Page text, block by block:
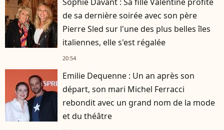
de sa dernière soirée avec son père
Pierre Sled sur l'une des plus belles îles
italiennes, elle s'est régalée
20:54
Emilie Dequenne : Un an après son
départ, son mari Michel Ferracci
rebondit avec un grand nom de la mode
et du théâtre